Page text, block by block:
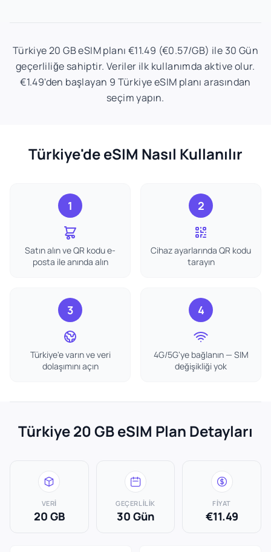
Türkiye 20 GB eSIM planı €11.49 (€0.57/GB) ile 30 Gün
geçerliliğe sahiptir. Veriler ilk kullanımda aktive olur.
€1.49'den başlayan 9 Türkiye eSIM planı arasından
seçim yapın.
Türkiye'de eSIM Nasıl Kullanılır
1
Satın alın ve QR kodu e-
posta ile anında alın
2
Cihaz ayarlarında QR kodu
tarayın
3
Türkiye'e varın ve veri
dolaşımını açın
4
4G/5G'ye bağlanın — SIM
değişikliği yok
Türkiye 20 GB eSIM Plan Detayları
VERI
20 GB
GEÇERLILIK
30 Gün
FIYAT
€11.49